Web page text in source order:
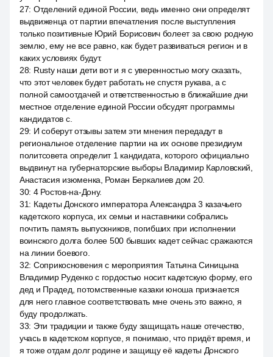
27: Отделений единой России, ведь именно они определят
выдвиженца от партии впечатления после выступления
только позитивные Юрий Борисович болеет за свою родную
землю, ему не все равно, как будет развиваться регион и в
каких условиях будут.
28: Rusty наши дети вот и я с уверенностью могу сказать,
что этот человек будет работать не спустя рукава, а с
полной самоотдачей и ответственностью в ближайшие дни
местное отделение единой России обсудят программы
кандидатов с.
29: И соберут отзывы затем эти мнения передадут в
региональное отделение партии на их основе президиум
политсовета определит 1 кандидата, которого официально
выдвинут на губернаторские выборы Владимир Карловский,
Анастасия изюменка, Роман Беркалиев дом 20.
30: 4 Ростов-на-Дону.
31: Кадеты Донского императора Александра 3 казачьего
кадетского корпуса, их семьи и наставники собрались
почтить память выпускников, погибших при исполнении
воинского долга более 500 бывших кадет сейчас сражаются
на линии боевого.
32: Соприкосновения с мероприятия Татьяна Синицына
Владимир Руденко с гордостью носит кадетскую форму, его
дед и Прадед, потомственные казаки юноша признается
для него главное соответствовать мне очень это важно, я
буду продолжать.
33: Эти традиции и также буду защищать наше отечество,
учась в кадетском корпусе, я понимаю, что придёт время, и
я тоже отдам долг родине и защищу её кадеты Донского